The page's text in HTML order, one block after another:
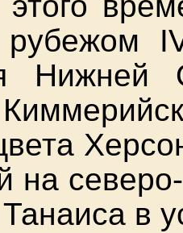
рубежом
Нижней
на
в